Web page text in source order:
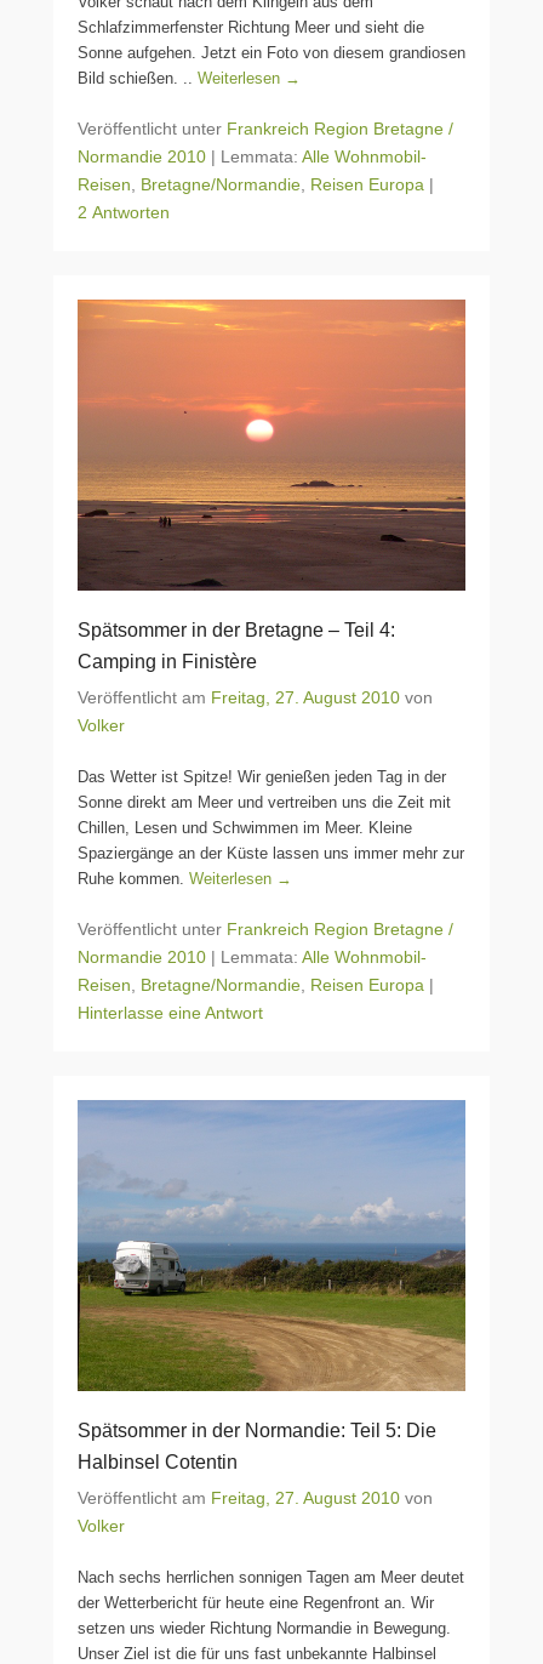
Schlafzimmerfenster Richtung Meer und sieht die
Sonne aufgehen. Jetzt ein Foto von diesem grandiosen
Bild schießen. .. Weiterlesen →
Veröffentlicht unter Frankreich Region Bretagne /
Normandie 2010 | Lemmata: Alle Wohnmobil-
Reisen
Bretagne/Normandie Reisen Europa |
2 Antworten
Spätsommer in der Bretagne – Teil 4:
Camping in Finistère
Veröffentlicht am Freitag, 27. August 2010 von
Volker
Das Wetter ist Spitze! Wir genießen jeden Tag in der
Sonne direkt am Meer und vertreiben uns die Zeit mit
Chillen, Lesen und Schwimmen im Meer. Kleine
Spaziergänge an der Küste lassen uns immer mehr zur
Ruhe kommen. Weiterlesen →
Veröffentlicht unter Frankreich Region Bretagne /
Normandie 2010 | Lemmata: Alle Wohnmobil-
Reisen
Bretagne/Normandie Reisen Europa |
Hinterlasse eine Antwort
Spätsommer in der Normandie: Teil 5: Die
Halbinsel Cotentin
Veröffentlicht am Freitag, 27. August 2010 von
Volker
Nach sechs herrlichen sonnigen Tagen am Meer deutet
der Wetterbericht für heute eine Regenfront an. Wir
setzen uns wieder Richtung Normandie in Bewegung.
Unser Ziel ist die für uns fast unbekannte Halbinsel